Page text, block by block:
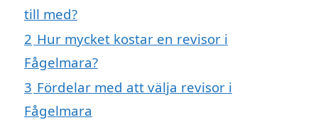
till med?
2 Hur mycket kostar en revisor i
Fågelmara?
3 Fördelar med att välja revisor i
Fågelmara